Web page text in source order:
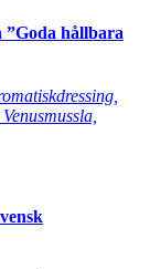
”Goda hållbara